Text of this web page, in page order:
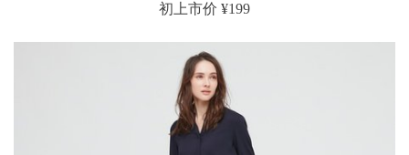
初上市价 ¥199